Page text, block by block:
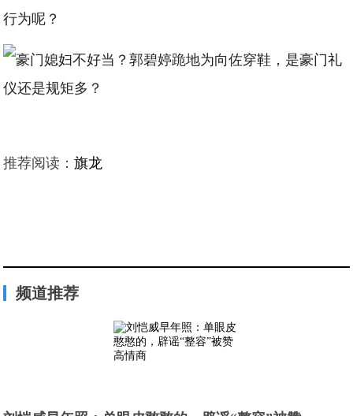
行为呢？
推荐阅读：旗龙
频道推荐